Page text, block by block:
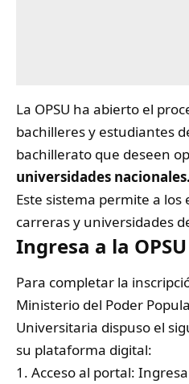
La OPSU ha abierto el
bachilleres y estudiantes
bachillerato que deseen
universidades nacionales.
Este sistema permite a
carreras y universidades
Ingresa a la OPSU
Para completar la
Ministerio del Poder
Universitaria dispuso el
su plataforma digital:
Acceso al portal: